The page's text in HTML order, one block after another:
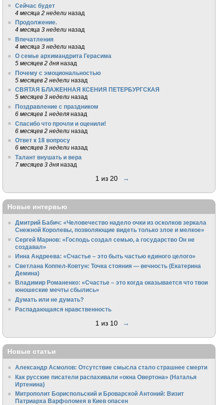
Сейчас будет
4 месяца 2 недели назад
Продолжение.
4 месяца 3 недели назад
Впечатления
4 месяца 3 недели назад
О семье архимандрита Герасима
5 месяцев 2 дня назад
Почему с эмоциональностью
5 месяцев 2 недели назад
СВЯТАЯ БЛАЖЕННАЯ КСЕНИЯ ПЕТЕРБУРГСКАЯ
5 месяцев 3 недели назад
Поздравление с праздником
6 месяцев 1 неделя назад
Спасибо что прочли и оценили!
6 месяцев 2 недели назад
Ответ к 18 вопросу
6 месяцев 3 недели назад
Талант внушать и вера
7 месяцев 3 дня назад
1 из 20 →
Новые интервью
Дмитрий Бабич: «Человечество надело очки из осколков зеркала
Снежной Королевы, позволяющие видеть только злое и мелкое»
Сергей Марнов: «Господь создал семью, а государство Он не
создавал»
Инна Андреева: «Счастье – это быть частью единого целого»
Светлана Коппел-Ковтун: Точка стояния — вечность (Екатерина
Демина)
Владимир Романенко: «Счастье – это когда оказывается что твои
юношеские мечты сбылись»
Думать или не думать?
Распадающаяся нравственность
1 из 10 →
Новые статьи
Александр Асмолов: Отсутствие смысла стало страшнее смерти
Как русские писатели распахивали «окна Овертона» (Наталья
Иртенина)
Митрополит Бориспольский и Броварской Антоний: Визит
Патриарха Варфоломея в Киев опасен